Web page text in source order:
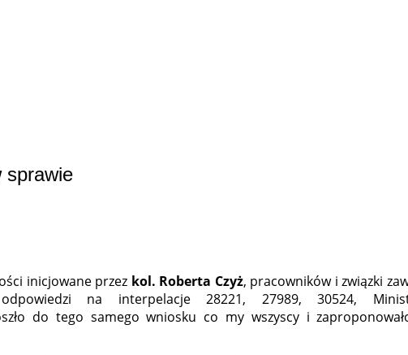
sprawie
inicjowane przez kol. Roberta Czyż, pracowników i związki
na interpelacje 28221, 27989, 30524,
do tego samego wniosku co my wszyscy i